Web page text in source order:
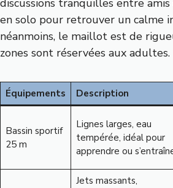
discussions tranquilles entre
en solo pour retrouver un calme
néanmoins, le maillot est de
zones sont réservées aux adultes.
Équipements Description
Bassin sportif
25 m
Lignes larges, eau
tempérée, idéal pour
apprendre ou
Jets massants,